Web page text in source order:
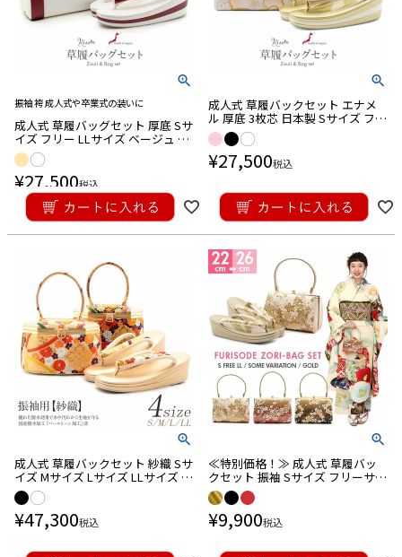
振袖 袴 成人式や卒業式の装いに
成人式 草履バッグセット 厚底 Sサ
イズ フリー LLサイズ ベージュ ホ
ワイト プラム バイカラー 2色使い
ハイヒール
¥27,500税込
成人式 草履バックセット エナメ
ル 厚底 3枚芯 日本製 Sサイズ フリ
ーサイズ Lサイズ LLサイズ
¥27,500税込
成人式 草履バックセット 紗織 Sサ
イズ Mサイズ Lサイズ LLサイズ 華
紋 菊 七宝
¥47,300税込
≪特別価格！≫ 成人式 草履バッ
クセット 振袖 Sサイズ フリーサイ
ズ Lサイズ LLサイズ エナメル
¥9,900税込